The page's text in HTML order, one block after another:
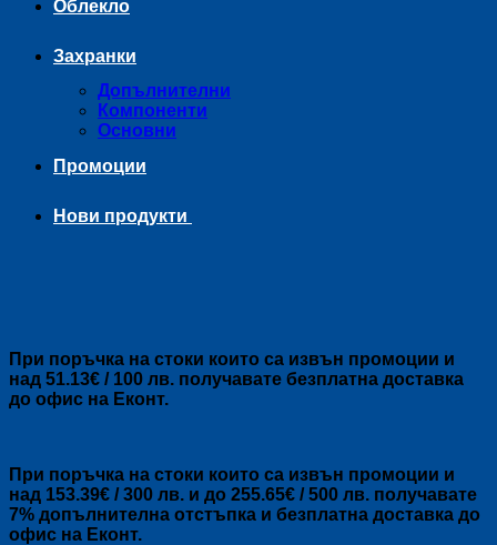
Облекло
Захранки
Допълнителни
Компоненти
Основни
Промоции
Нови продукти
При поръчка на стоки които са извън промоции и
над 51.13€ / 100 лв. получавате безплатна доставка
до офис на Еконт.
При поръчка на стоки които са извън промоции и
над 153.39€ / 300 лв. и до 255.65€ / 500 лв. получавате
7% допълнителна отстъпка и безплатна доставка до
офис на Еконт.